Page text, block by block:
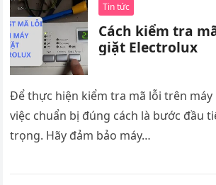
Tin tức
Cách kiểm tra
giặt Electrolux
Để thực hiện kiểm tra mã lỗi trên máy
việc chuẩn bị đúng cách là bước đầu
trọng. Hãy đảm bảo máy…